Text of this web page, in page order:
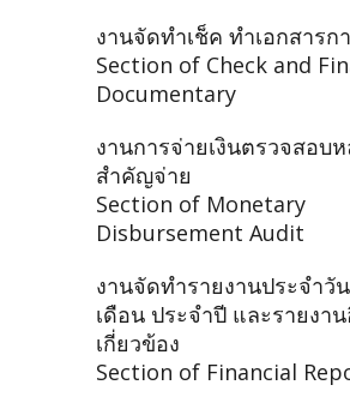
งานจัดทำเช็ค ทำเอกสารก
Section of Check and
Documentary
งานการจ่ายเงินตรวจสอบ
สำคัญจ่าย
Section of Monetary
Disbursement Audit
งานจัดทำรายงานประจำวั
เดือน ประจำปี และรายงา
เกี่ยวข้อง
Section of Financial